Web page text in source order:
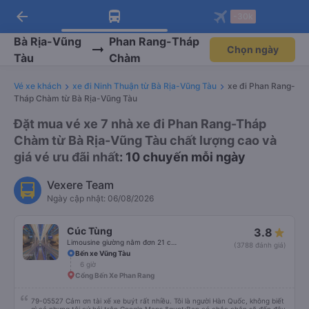
Tải app Vexere ngay!
Nhận ưu đãi thành viên độc
quyền
Mở app
Tải app Vexere
-30k/ghế khi đặt vé máy bay qua
Mở app
arrow_back
Bà Rịa-Vũng
Tàu
Phan Rang-Tháp
Chàm
Chọn ngày
Vé xe khách xe đi Ninh Thuận từ Bà Rịa-Vũng Tàu
xe đi Phan Rang-
Tháp Chàm từ Bà Rịa-Vũng Tàu
Đặt mua vé xe 7 nhà xe đi Phan Rang-Tháp
Chàm từ Bà Rịa-Vũng Tàu chất lượng cao và
giá vé ưu đãi nhất: 10 chuyến mỗi ngày
Vexere Team
Ngày cập nhật: 06/08/2026
Cúc Tùng 3.8
(3788 đánh giá)
Bến xe Vũng Tàu
6 giờ
Cổng Bến Xe Phan Rang
79-05527 Cảm ơn tài xế xe buýt rất nhiều. Tôi là người Hàn Quốc, không biết